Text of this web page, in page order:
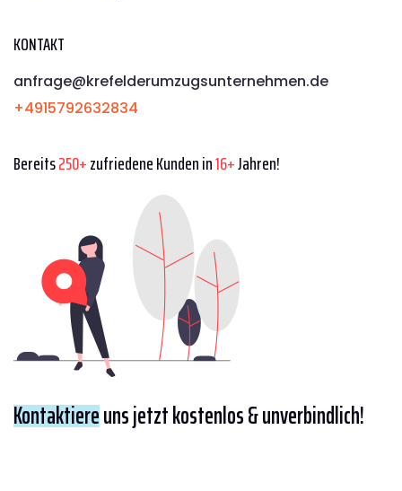
KONTAKT
anfrage@krefelderumzugsunternehmen.de
+4915792632834
Bereits250+zufriedene Kunden in16+Jahren!
Kontaktiereuns jetzt kostenlos & unverbindlich!